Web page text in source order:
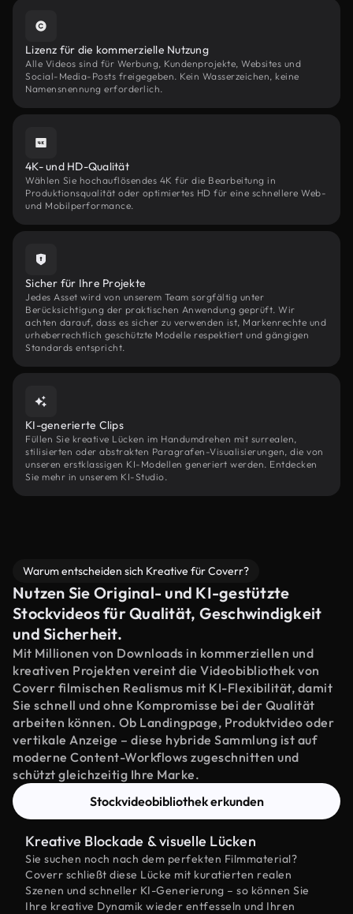
Lizenz für die kommerzielle Nutzung
Alle Videos sind für Werbung, Kundenprojekte, Websites und
Social-Media-Posts freigegeben. Kein Wasserzeichen, keine
Namensnennung erforderlich.
4K- und HD-Qualität
Wählen Sie hochauflösendes 4K für die Bearbeitung in
Produktionsqualität oder optimiertes HD für eine schnellere Web-
und Mobilperformance.
Sicher für Ihre Projekte
Jedes Asset wird von unserem Team sorgfältig unter
Berücksichtigung der praktischen Anwendung geprüft. Wir
achten darauf, dass es sicher zu verwenden ist, Markenrechte und
urheberrechtlich geschützte Modelle respektiert und gängigen
Standards entspricht.
KI-generierte Clips
Füllen Sie kreative Lücken im Handumdrehen mit surrealen,
stilisierten oder abstrakten Paragrafen-Visualisierungen, die von
unseren erstklassigen KI-Modellen generiert werden. Entdecken
Sie mehr in unserem KI-Studio.
Warum entscheiden sich Kreative für Coverr?
Nutzen Sie Original- und KI-gestützte
Stockvideos für Qualität, Geschwindigkeit
und Sicherheit.
Mit Millionen von Downloads in kommerziellen und
kreativen Projekten vereint die Videobibliothek von
Coverr filmischen Realismus mit KI-Flexibilität, damit
Sie schnell und ohne Kompromisse bei der Qualität
arbeiten können. Ob Landingpage, Produktvideo oder
vertikale Anzeige – diese hybride Sammlung ist auf
moderne Content-Workflows zugeschnitten und
schützt gleichzeitig Ihre Marke.
Stockvideobibliothek erkunden
Kreative Blockade & visuelle Lücken
Sie suchen noch nach dem perfekten Filmmaterial?
Coverr schließt diese Lücke mit kuratierten realen
Szenen und schneller KI-Generierung – so können Sie
Ihre kreative Dynamik wieder entfesseln und Ihren